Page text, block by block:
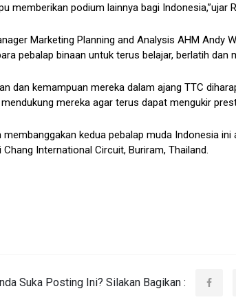
memberikan podium lainnya bagi Indonesia,”ujar
Marketing Planning and Analysis AHM Andy
pebalap binaan untuk terus belajar, berlatih
dan kemampuan mereka dalam ajang TTC
mereka agar terus dapat mengukir
membanggakan kedua pebalap muda Indonesia
Chang International Circuit, Buriram, Thailand.
Suka Posting Ini? Silakan Bagikan :